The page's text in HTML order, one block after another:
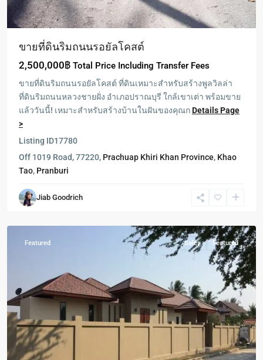
ขายที่ดินริมถนนรอยัลโคสต์
2,500,000฿ Total Price Including Transfer Fees
ขายที่ดินริมถนนรอยัลโคสต์ ที่ดินเหมาะสำหรับสร้างพูลวิลล่า
ที่ดินริมถนนหลวงชายฝั่ง อำเภอปราณบุรี ใกล้เขาเต่า พร้อมขาย
แล้ววันนี้! เหมาะสำหรับสร้างบ้านในฝันของคุณกDetails Page
>
Listing ID17780
Off 1019 Road, 77220, Prachuap Khiri Khan Province, Khao
Tao, Pranburi
Jiab Goodrich
KM1
Mountain
and
Beach
ปากน้ำ
ปราณ
-
Pak
Nam
Featured Sales Featured